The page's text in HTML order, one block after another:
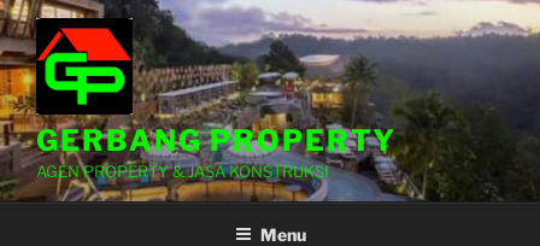
Lompat
ke
konten
GERBANG PROPERTY
AGEN PROPERTY & JASA KONSTRUKSI
Menu